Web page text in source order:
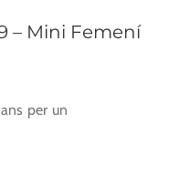
– Mini Femení
per un